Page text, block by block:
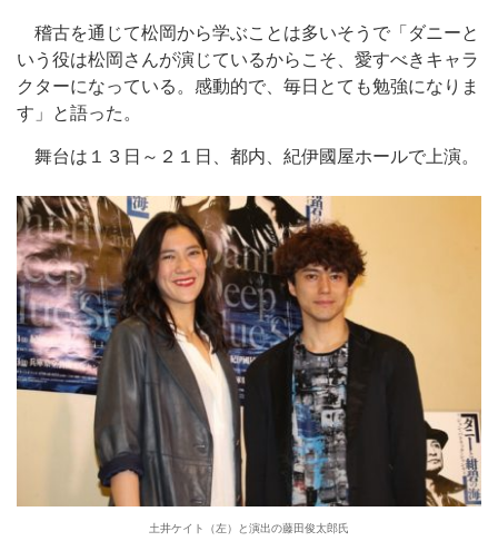
稽古を通じて松岡から学ぶことは多いそうで「ダニーと
いう役は松岡さんが演じているからこそ、愛すべきキャラ
クターになっている。感動的で、毎日とても勉強になりま
す」と語った。
舞台は１３日～２１日、都内、紀伊國屋ホールで上演。
土井ケイト（左）と演出の藤田俊太郎氏